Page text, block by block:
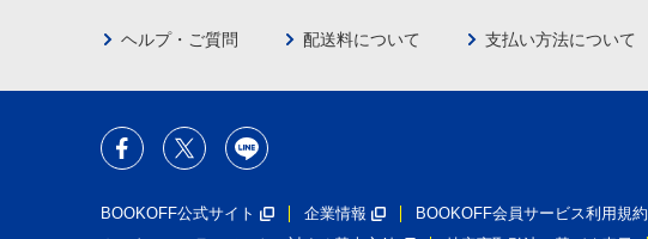
ヘルプ・ご質問 配送料について 支払い方法について
BOOKOFF公式サイト 企業情報 BOOKOFF会員サービス利用規約